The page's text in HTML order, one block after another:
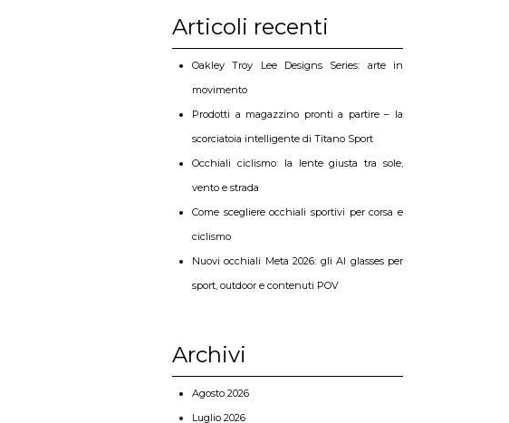
Articoli recenti
Oakley Troy Lee Designs Series: arte in
movimento
Prodotti a magazzino pronti a partire – la
scorciatoia intelligente di Titano Sport
Occhiali ciclismo: la lente giusta tra sole,
vento e strada
Come scegliere occhiali sportivi per corsa e
ciclismo
Nuovi occhiali Meta 2026: gli AI glasses per
sport, outdoor e contenuti POV
Archivi
Agosto 2026
Luglio 2026